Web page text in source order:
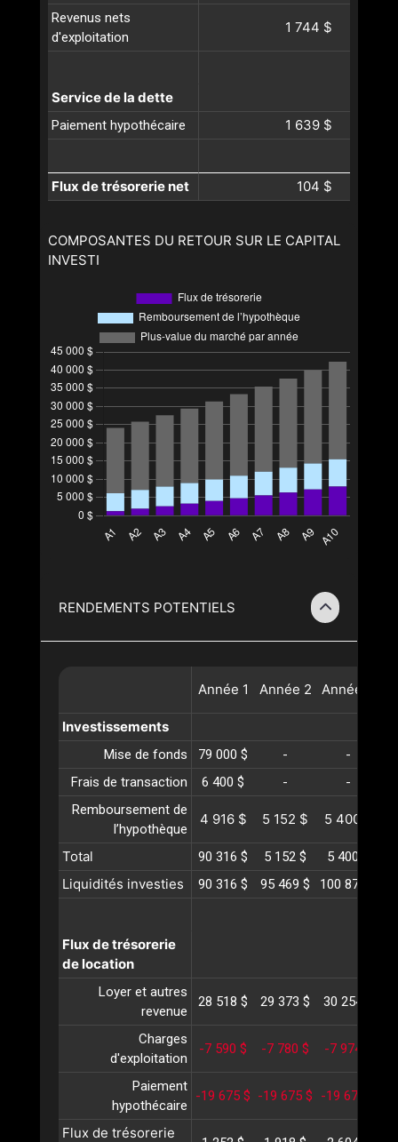
Revenus nets
d'exploitation
1 744 $
Service de la dette
Paiement hypothécaire 1 639 $
Flux de trésorerie net 104 $
COMPOSANTES DU RETOUR SUR LE CAPITAL
INVESTI
RENDEMENTS POTENTIELS
Année 1 Année 2 Année
Investissements
Mise de fonds 79 000 $ -
-
Frais de transaction
6 400 $ -
-
Remboursement de
l’hypothèque
4 916 $ 5 152 $ 5 400 $
Total 90 316 $ 5 152 $ 5 400 $
Liquidités investies 90 316 $ 95 469 $ 100 870 $
Flux de trésorerie
de location
Loyer et autres
revenue
28 518 $ 29 373 $ 30 254 $
Charges
d'exploitation
-7 590 $ -7 780 $ -7 974 $
Paiement
hypothécaire
-19 675 $ -19 675 $ -19 675 $
Flux de trésorerie